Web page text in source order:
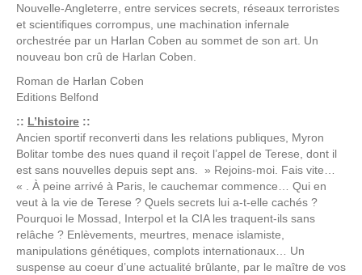
Nouvelle-Angleterre, entre services secrets, réseaux terroristes
et scientifiques corrompus, une machination infernale
orchestrée par un Harlan Coben au sommet de son art. Un
nouveau bon crû de Harlan Coben.
Roman de Harlan Coben
Editions Belfond
:: L’histoire ::
Ancien sportif reconverti dans les relations publiques, Myron
Bolitar tombe des nues quand il reçoit l’appel de Terese, dont il
est sans nouvelles depuis sept ans. » Rejoins-moi. Fais vite…
« . À peine arrivé à Paris, le cauchemar commence… Qui en
veut à la vie de Terese ? Quels secrets lui a-t-elle cachés ?
Pourquoi le Mossad, Interpol et la CIA les traquent-ils sans
relâche ? Enlèvements, meurtres, menace islamiste,
manipulations génétiques, complots internationaux… Un
suspense au coeur d’une actualité brûlante, par le maître de vos